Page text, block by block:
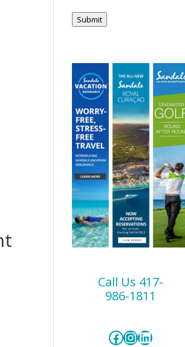
Submit
Call Us 417-
986-1811
Facebook
Instagram
LinkedIn